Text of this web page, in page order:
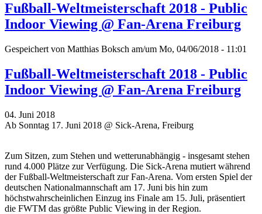
Fußball-Weltmeisterschaft 2018 - Public
Indoor Viewing @ Fan-Arena Freiburg
Gespeichert von Matthias Boksch am/um Mo, 04/06/2018 - 11:01
Fußball-Weltmeisterschaft 2018 - Public
Indoor Viewing @ Fan-Arena Freiburg
04. Juni 2018
Ab Sonntag 17. Juni 2018 @ Sick-Arena, Freiburg
Zum Sitzen, zum Stehen und wetterunabhängig - insgesamt stehen
rund 4.000 Plätze zur Verfügung. Die Sick-Arena mutiert während
der Fußball-Weltmeisterschaft zur Fan-Arena. Vom ersten Spiel der
deutschen Nationalmannschaft am 17. Juni bis hin zum
höchstwahrscheinlichen Einzug ins Finale am 15. Juli, präsentiert
die FWTM das größte Public Viewing in der Region.